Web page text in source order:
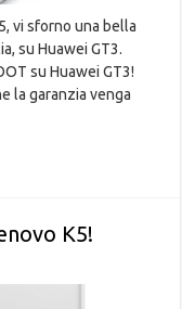
vi sforno una bella
su Huawei GT3.
su Huawei GT3!
la garanzia venga
K5!